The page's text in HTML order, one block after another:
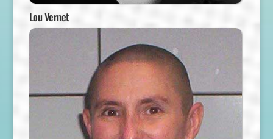
Lou Vernet